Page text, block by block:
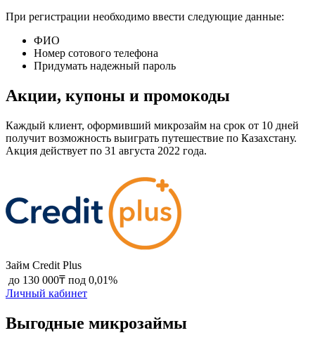
При регистрации необходимо ввести следующие данные:
ФИО
Номер сотового телефона
Придумать надежный пароль
Акции, купоны и промокоды
Каждый клиент, оформивший микрозайм на срок от 10 дней
получит возможность выиграть путешествие по Казахстану.
Акция действует по 31 августа 2022 года.
Займ Credit Plus
‍ до 130 000₸ под 0,01%
Личный кабинет
Выгодные микрозаймы